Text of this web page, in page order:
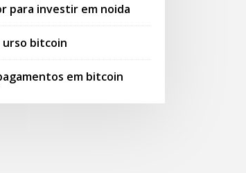
para investir em noida
urso bitcoin
em bitcoin